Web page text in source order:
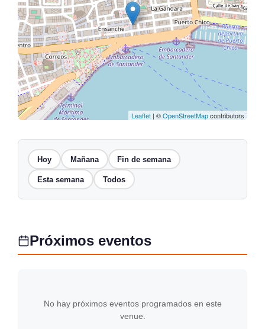
Leaflet | ©OpenStreetMapcontributors
Hoy Mañana Fin de semana
Esta semana Todos
Próximos eventos
No hay próximos eventos programados en este
venue.